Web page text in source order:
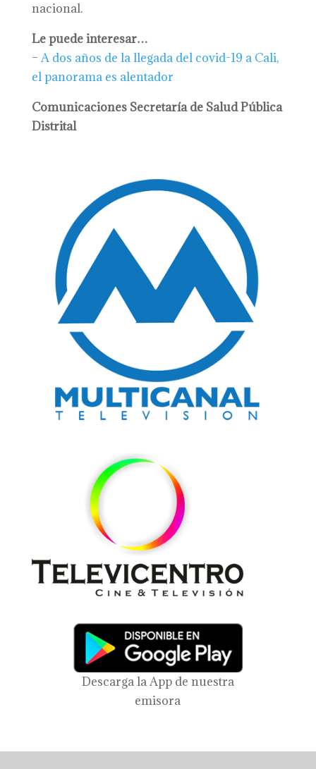
nacional.
Le puede interesar…
– A dos años de la llegada del covid-19 a Cali,
el panorama es alentador
Comunicaciones Secretaría de Salud Pública
Distrital
Descarga la App de nuestra
emisora